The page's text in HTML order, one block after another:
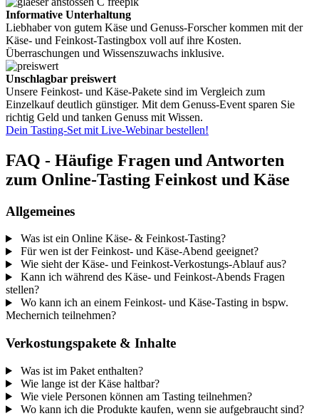
Informative Unterhaltung
Liebhaber von gutem Käse und Genuss-Forscher kommen mit der
Käse- und Feinkost-Tastingbox voll auf ihre Kosten.
Überraschungen und Wissenszuwachs inklusive.
Unschlagbar preiswert
Unsere Feinkost- und Käse-Pakete sind im Vergleich zum
Einzelkauf deutlich günstiger. Mit dem Genuss-Event sparen Sie
richtig Geld und tanken Genuss mit Wissen.
Dein Tasting-Set mit Live-Webinar bestellen!
FAQ - Häufige Fragen und Antworten
zum Online-Tasting Feinkost und Käse
Allgemeines
Was ist ein Online Käse- & Feinkost-Tasting?
Für wen ist der Feinkost- und Käse-Abend geeignet?
Wie sieht der Käse- und Feinkost-Verkostungs-Ablauf aus?
Kann ich während des Käse- und Feinkost-Abends Fragen
stellen?
Wo kann ich an einem Feinkost- und Käse-Tasting in bspw.
Mechernich teilnehmen?
Verkostungspakete & Inhalte
Was ist im Paket enthalten?
Wie lange ist der Käse haltbar?
Wie viele Personen können am Tasting teilnehmen?
Wo kann ich die Produkte kaufen, wenn sie aufgebraucht sind?